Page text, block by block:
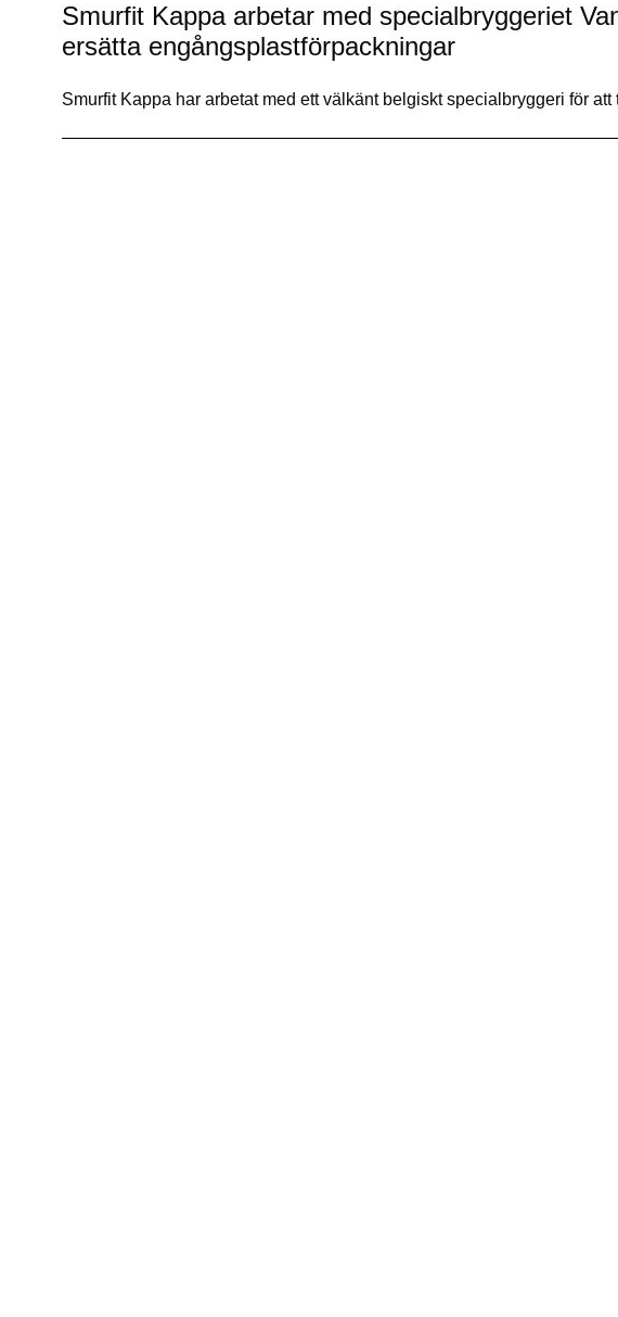
Smurfit Kappa arbetar med specialbryggeriet
ersätta engångsplastförpackningar
Smurfit Kappa har arbetat med ett välkänt belgiskt specialbryggeri för